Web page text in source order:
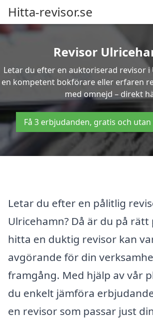
Hitta-revisor.se
Revisor
Letar du efter en auktoriserad revisor i
en kompetent bokförare eller erfaren
med omnejd – direkt
Få 3 erbjudanden, gratis och
Letar du efter en pålitlig
Ulricehamn? Då är du på rätt
hitta en duktig revisor kan
avgörande för din
framgång. Med hjälp av vår
du enkelt jämföra
en revisor som passar just